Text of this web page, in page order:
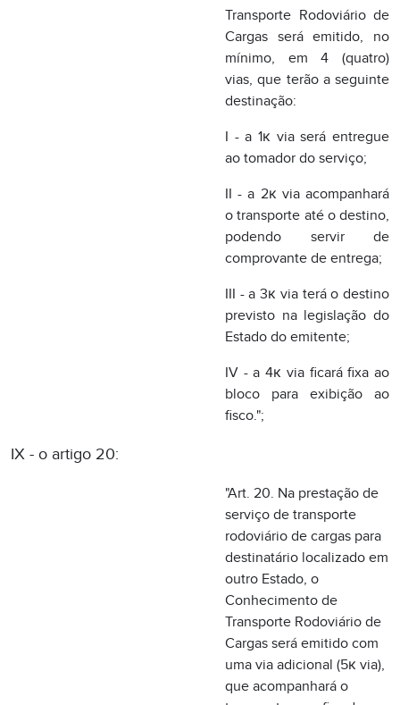
II - a 2к via acompanhará
o transporte até o destino,
podendo servir de
comprovante de entrega;
III - a 3к via terá o destino
previsto na legislação do
IV - a 4к via ficará fixa ao
bloco para exibição ao
fisco.";
"Art. 20. Na prestação de
rodoviário de cargas para
destinatário localizado em
outro Estado, o
Cargas será emitido com
uma via adicional (5к via),
que acompanhará o
transporte para fins de
controle do fisco do
destino.
Parágrafo único. Nas
prestações de serviço de
transporte de mercadorias
abrangidas por benefícios